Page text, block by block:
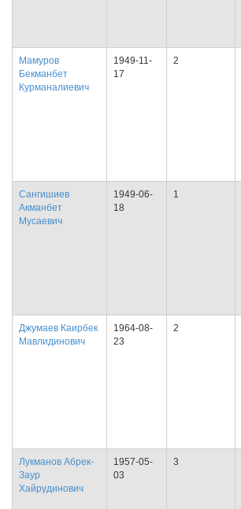
Мамуров
Бекманбет
Курманалиевич
1949-11-
17
2
Сангишиев
Акманбет
Мусаевич
1949-06-
18
1
Джумаев Каирбек
Мавлидинович
1964-08-
23
2
Лукманов Абрек-
Заур
Хайрудинович
1957-05-
03
3